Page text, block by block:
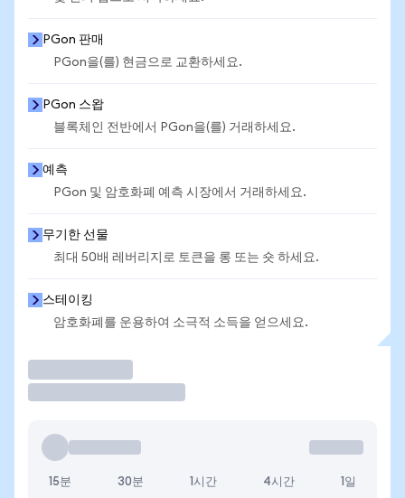
PGon 판매
PGon을(를) 현금으로 교환하세요.
PGon 스왑
블록체인 전반에서 PGon을(를) 거래하세요.
예측
PGon 및 암호화폐 예측 시장에서 거래하세요.
무기한 선물
최대 50배 레버리지로 토큰을 롱 또는 숏 하세요.
스테이킹
암호화폐를 운용하여 소극적 소득을 얻으세요.
15분 30분 1시간 4시간 1일